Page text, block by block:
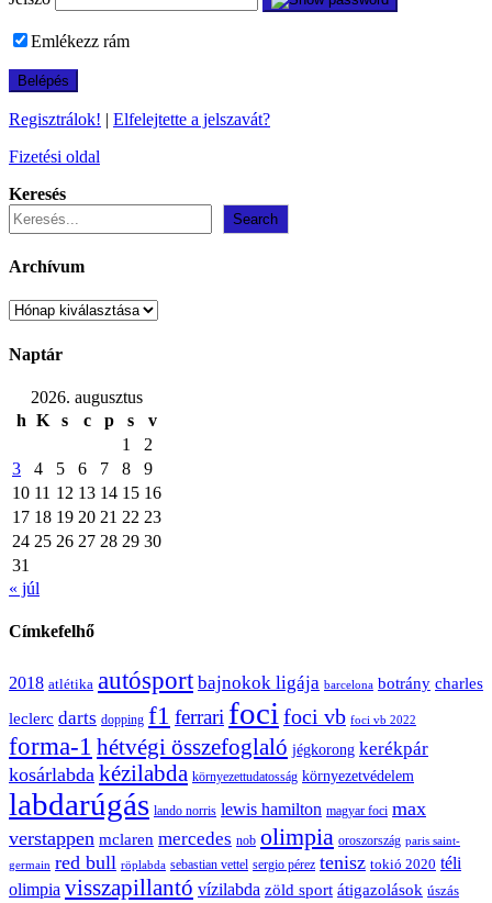
Emlékezz rám
Regisztrálok! | Elfelejtette a jelszavát?
Fizetési oldal
Keresés
Search
Archívum
Archívum
Naptár
2026. augusztus
h K s c p s
v
1
2
3
4 5 6 7 8
9
10 11 12 13 14 15 16
17 18 19 20 21 22 23
24 25 26 27 28 29 30
31
« júl
Címkefelhő
2018 atlétika autósport bajnokok ligája barcelona botrány charles
leclerc darts dopping f1 ferrari foci foci vb foci vb 2022
forma-1 hétvégi összefoglaló jégkorong kerékpár
kosárlabda kézilabda környezettudatosság környezetvédelem
labdarúgás lando norris lewis hamilton magyar foci max
verstappen mclaren mercedes nob olimpia oroszország paris saint-
germain red bull röplabda sebastian vettel sergio pérez tenisz tokió 2020 téli
olimpia visszapillantó vízilabda zöld sport átigazolások úszás